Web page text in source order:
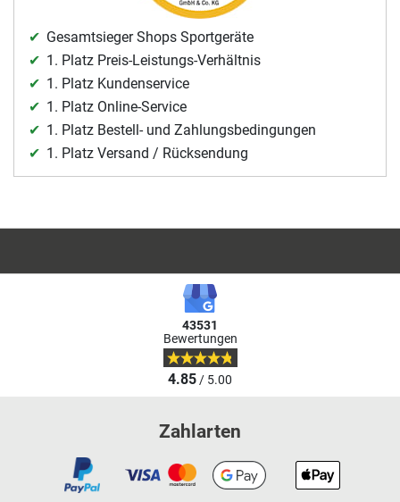
Gesamtsieger Shops Sportgeräte
1. Platz Preis-Leistungs-Verhältnis
1. Platz Kundenservice
1. Platz Online-Service
1. Platz Bestell- und Zahlungsbedingungen
1. Platz Versand / Rücksendung
43531
Bewertungen
4.85/ 5.00
Zahlarten